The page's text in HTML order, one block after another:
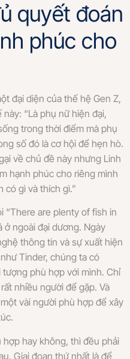
quyết đoán
phúc cho
đại diện của thế hệ Gen Z,
“Là phụ nữ hiện đại,
trong thời điểm mà phụ
số đó là cơ hội để hẹn hò.
về chủ đề này nhưng Linh
hạnh phúc cho riêng mình
có gì và thích gì.”
“There are plenty of fish in
ở ngoài đại dương. Ngày
thông tin và sự xuất hiện
Tinder, chúng ta có
phù hợp với mình. Chỉ
nhiều người để gặp. Và
vài người phù hợp để xây
hay không, thì đều phải
Giai đoạn thứ nhất là để